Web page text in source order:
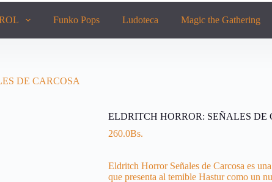
Funko Pops Ludoteca Magic the Gathering
DE CARCOSA
ELDRITCH HORROR: SEÑALES DE
260.0Bs.
Eldritch Horror Señales de Carcosa es
que presenta al temible Hastur como un